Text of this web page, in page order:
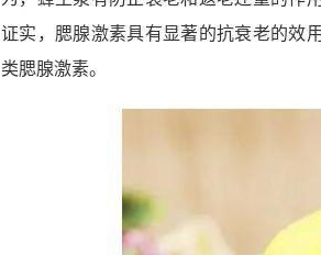
证实，腮腺激素具有显著的抗衰老的效
类腮腺激素。